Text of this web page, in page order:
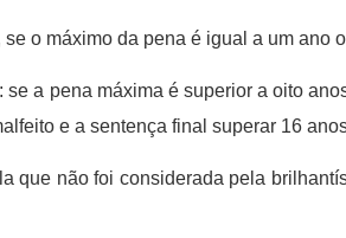
o máximo da pena é igual a um ano
se a pena máxima é superior a oito
e a sentença final superar 16
que não foi considerada pela